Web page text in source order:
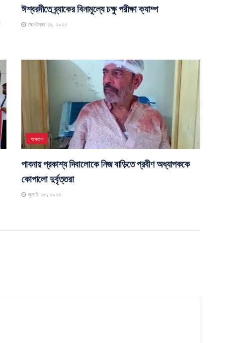
ঈশ্বরদীতে ব্র্যাকের বিনামূল্যে চক্ষু পরীক্ষা ক্যাম্প
সেপ্টেম্বর ২৬, ২০২৫
অপরাধ
পাবনায় প্রকাশ্য দিবালোকে নিজ বাড়িতে প্রবীণ অধ্যাপককে
কোপালো দুর্বৃত্তরা
জুলাই ২৮, ২০২৫